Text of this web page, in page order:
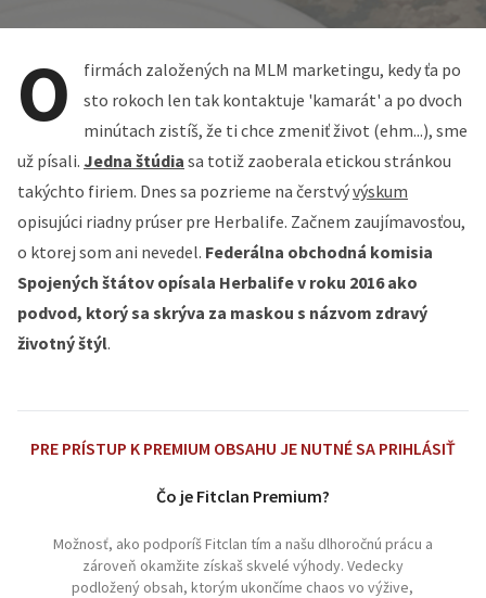
O
firmách založených na MLM marketingu, kedy ťa po
sto rokoch len tak kontaktuje 'kamarát' a po dvoch
minútach zistíš, že ti chce zmeniť život (ehm...), sme
už písali. Jedna štúdia sa totiž zaoberala etickou stránkou
takýchto firiem. Dnes sa pozrieme na čerstvývýskum
opisujúci riadny prúser pre Herbalife. Začnem zaujímavosťou,
o ktorej som ani nevedel. Federálna obchodná komisia
Spojených štátov opísala Herbalife v roku 2016 ako
podvod, ktorý sa skrýva za maskou s názvom zdravý
životný štýl.
PRE PRÍSTUP K PREMIUM OBSAHU JE NUTNÉ SA PRIHLÁSIŤ
Čo je Fitclan Premium?
Možnosť, ako podporíš Fitclan tím a našu dlhoročnú prácu a
zároveň okamžite získaš skvelé výhody. Vedecky
podložený obsah, ktorým ukončíme chaos vo výžive,